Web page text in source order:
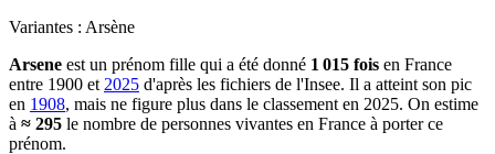
Variantes : Arsène
Arsene est un prénom fille qui a été donné 1 015 fois en France
entre 1900 et 2025 d'après les fichiers de l'Insee. Il a atteint son pic
en 1908, mais ne figure plus dans le classement en 2025. On estime
à ≈ 295 le nombre de personnes vivantes en France à porter ce
prénom.